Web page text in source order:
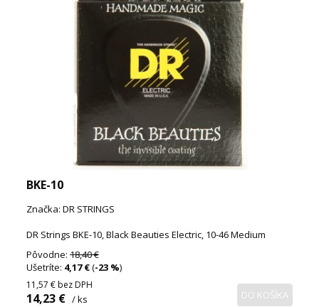
BKE-10
Značka: DR STRINGS
DR Strings BKE-10, Black Beauties Electric, 10-46 Medium
Pôvodne: 18,40 €
Ušetríte: 4,17 €(-23 %)
11,57 € bez DPH
14,23 € / ks DO KOŠÍKA